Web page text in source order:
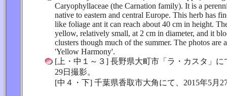
Caryophyllaceae (the Carnation family). It is a
native to eastern and central Europe. This herb has
like foliage ant it can reach about 40 cm in height.
yellow, relatively small, at 2 cm in diameter, and it
clusters though much of the summer. The photos are
'Yellow Harmony'.
[上・中１～３] 長野県大町市「ラ・カスタ」に
29日撮影。
[中４・下] 千葉県香取市大角にて、2015年5月